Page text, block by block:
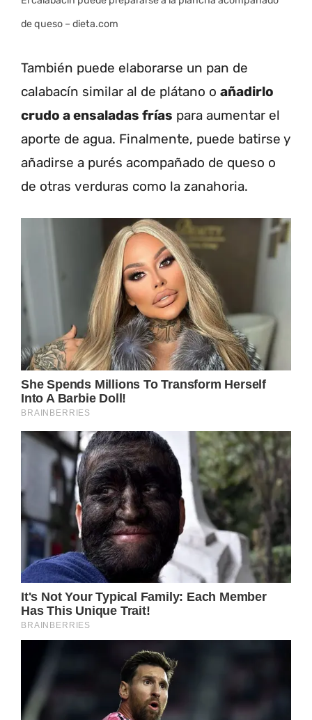
de queso – dieta.com
También puede elaborarse un pan de
calabacín similar al de plátano o añadirlo
crudo a ensaladas frías para aumentar el
aporte de agua. Finalmente, puede batirse y
añadirse a purés acompañado de queso o
de otras verduras como la zanahoria.